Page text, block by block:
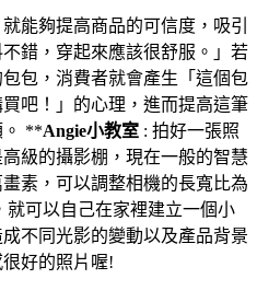
能夠提高商品的可信度，吸引
錯，穿起來應該很舒服。」若
包，消費者就會產生「這個包
吧！」的心理，進而提高這筆
。 **Angie小教室 : 拍好一張照
級的攝影棚，現在一般的智慧
素，可以調整相機的長寬比為
就可以自己在家裡建立一個小
不同光影的變動以及產品背景
好的照片喔!